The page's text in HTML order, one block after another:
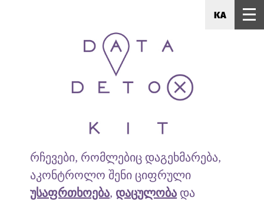
KA
რჩევები, რომლებიც დაგეხმარება,
აკონტროლო შენი ციფრული
უსაფრთხოება, დაცულობა და